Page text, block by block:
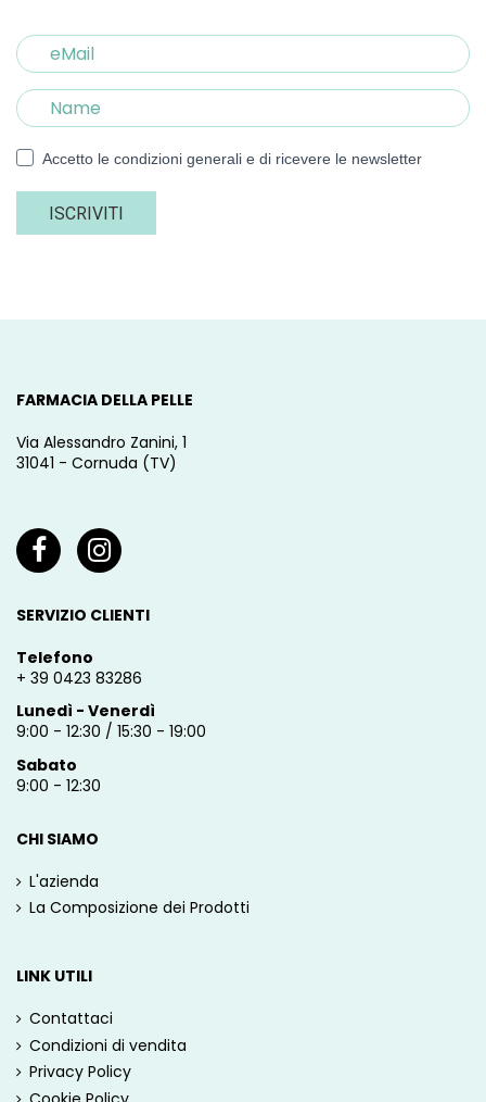
Accetto le condizioni generali e di ricevere le newsletter
ISCRIVITI
FARMACIA DELLA PELLE
Via Alessandro Zanini, 1
31041 - Cornuda (TV)
SERVIZIO CLIENTI
Telefono
+ 39 0423 83286
Lunedì - Venerdì
9:00 - 12:30 / 15:30 - 19:00
Sabato
9:00 - 12:30
CHI SIAMO
L'azienda
La Composizione dei Prodotti
LINK UTILI
Contattaci
Condizioni di vendita
Privacy Policy